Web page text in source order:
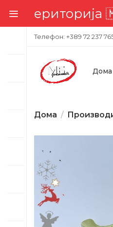
територија
Телефон: +389 72 237
Дома
Дома